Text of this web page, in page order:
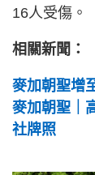
16人受傷。
相關新聞：
麥加朝聖增
麥加朝聖｜
社牌照